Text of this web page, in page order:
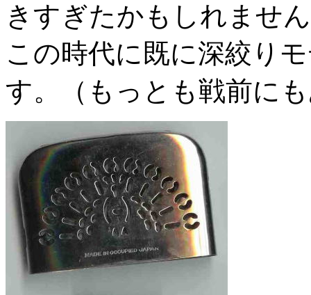
きすぎたかもしれませ
この時代に既に深絞り
す。（もっとも戦前に